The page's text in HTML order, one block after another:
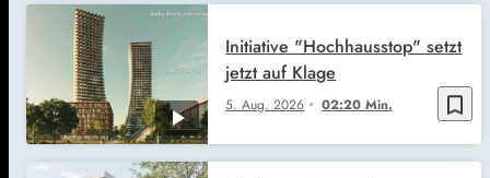
bookmark_border
5. Aug. 2026 02:20 Min.
Initiative "Hochhausstop" setzt
jetzt auf Klage